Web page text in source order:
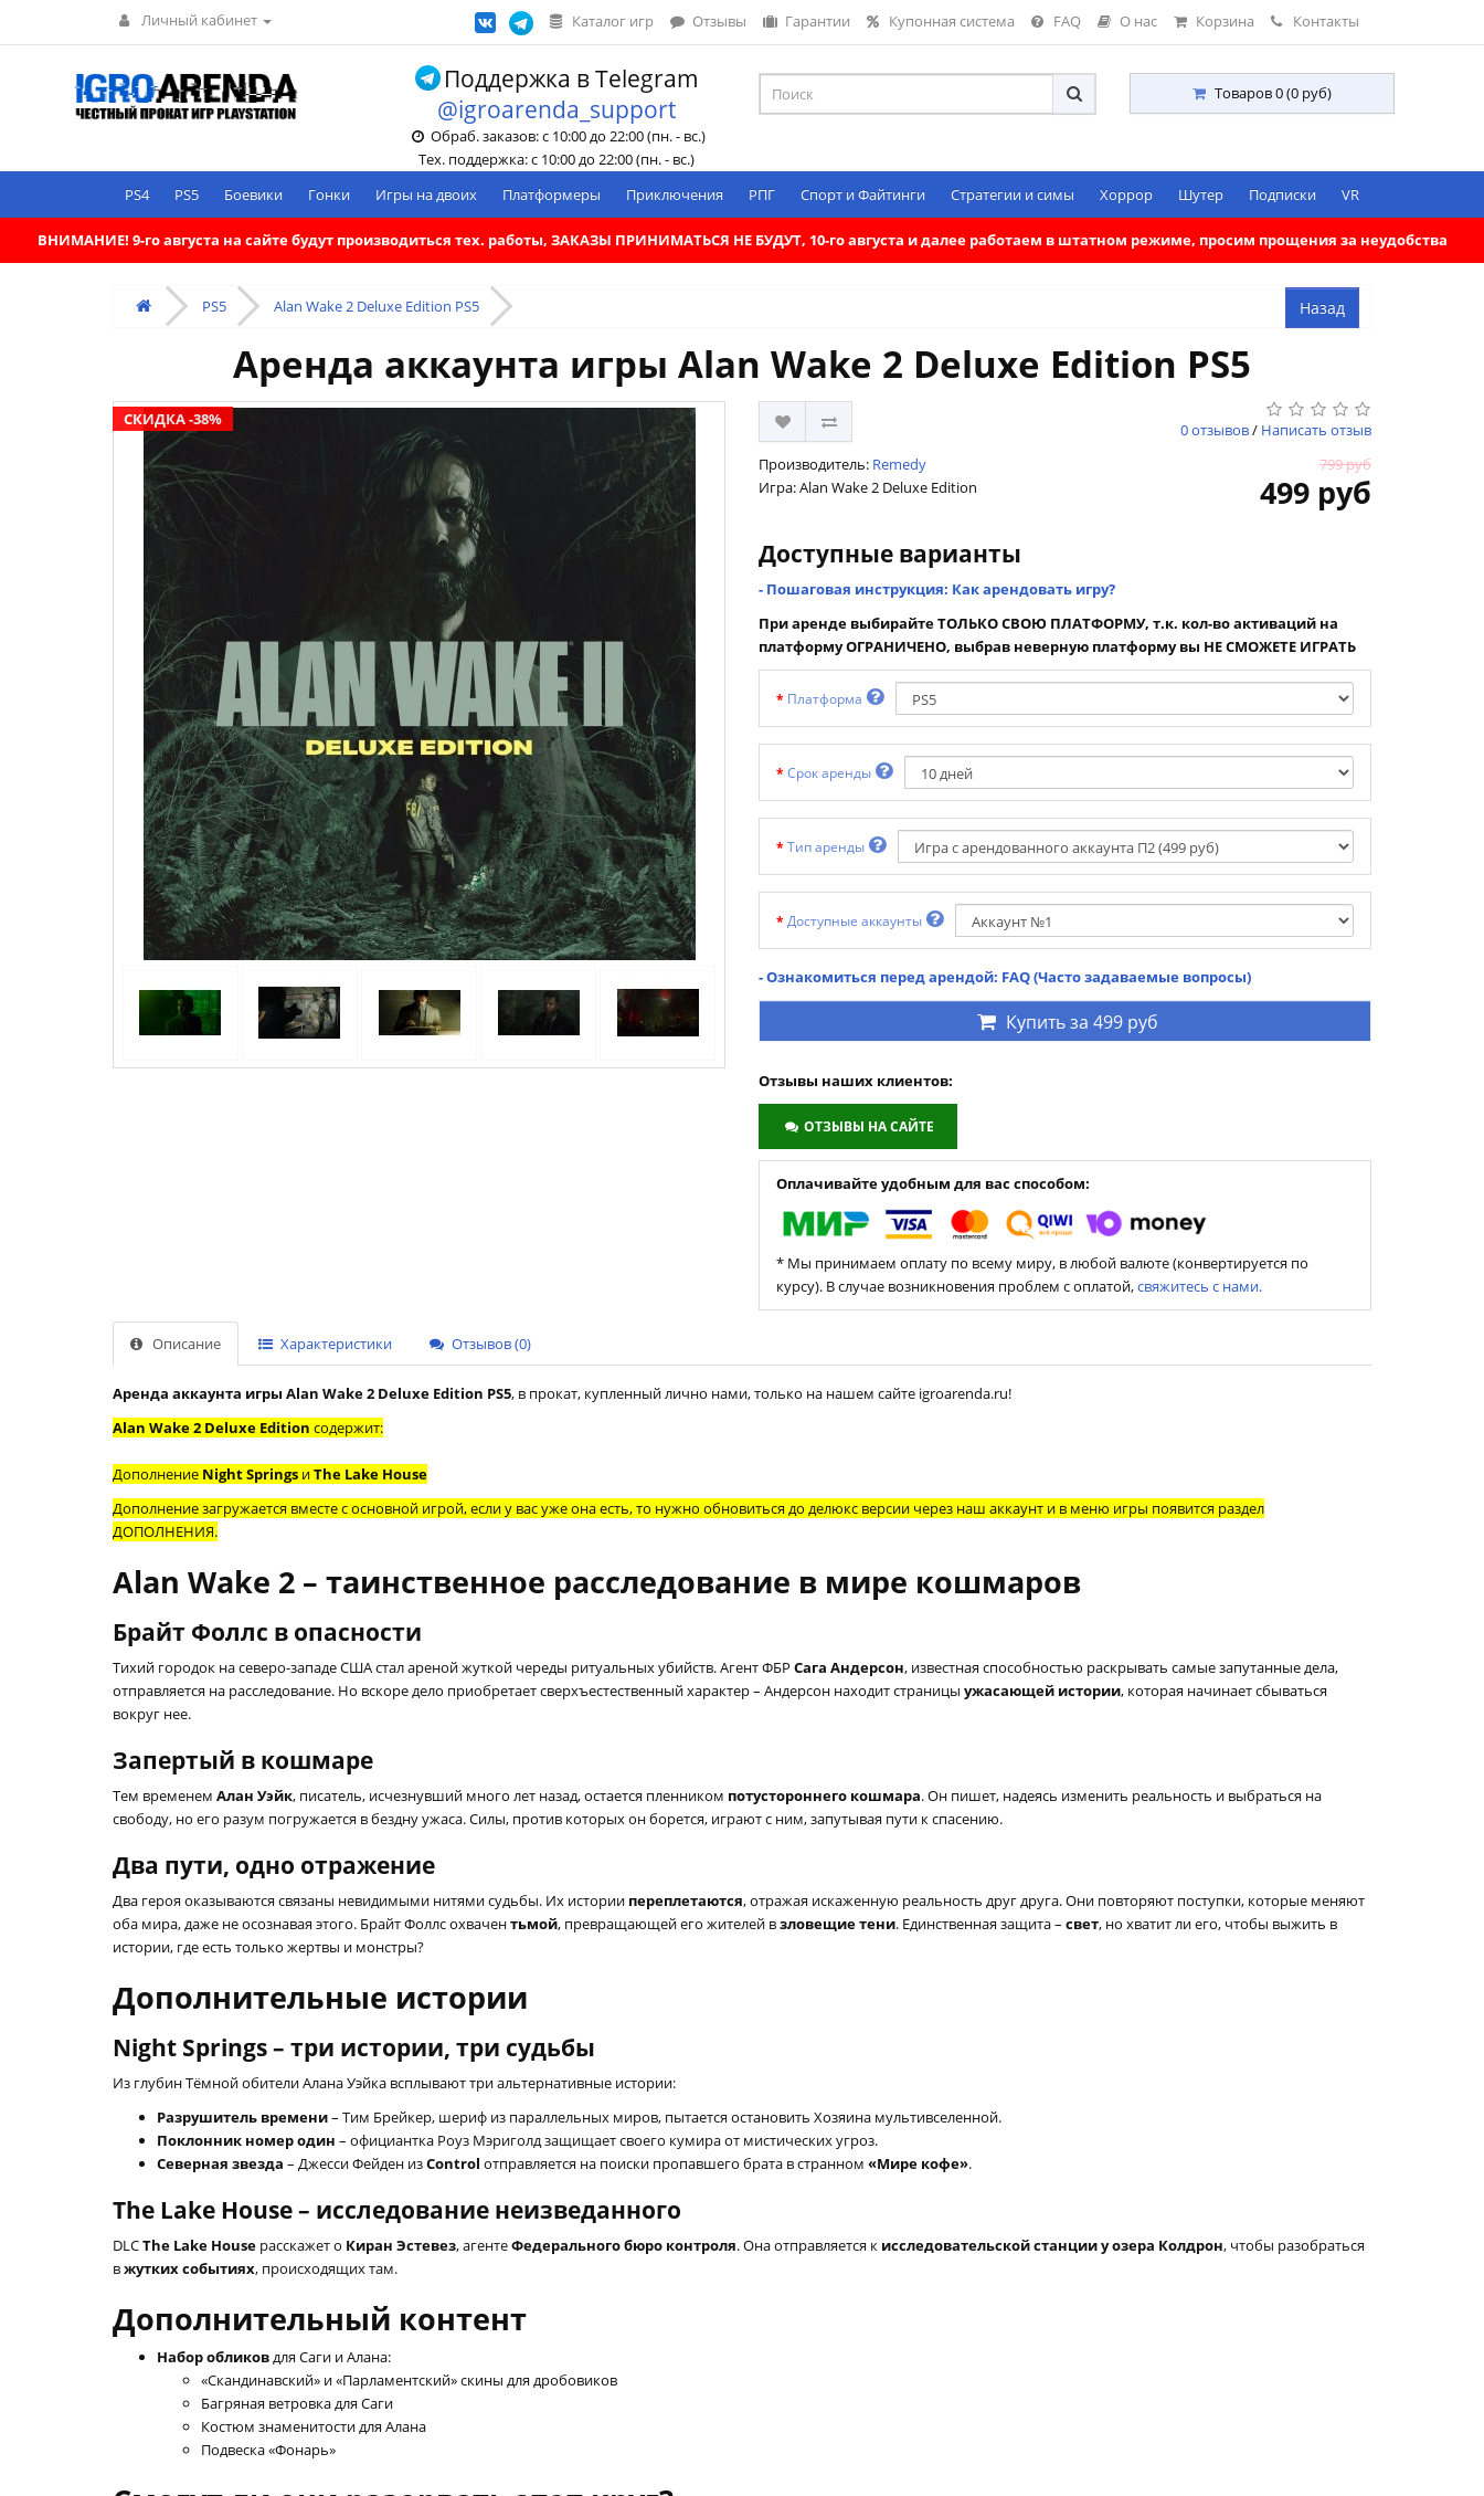
Личный кабинет Каталог игр Отзывы Гарантии Купонная система FAQ О нас Корзина Контакты
Поддержка в Telegram
@igroarenda_support
Обраб. заказов: с 10:00 до 22:00 (пн. - вс.)
Тех. поддержка: с 10:00 до 22:00 (пн. - вс.)
Товаров 0 (0 руб)
PS4 PS5 Боевики Гонки Игры на двоих Платформеры Приключения РПГ Спорт и Файтинги Стратегии и симы Хоррор Шутер Подписки VR
ВНИМАНИЕ! 9-го августа на сайте будут производиться тех. работы, ЗАКАЗЫ ПРИНИМАТЬСЯ НЕ БУДУТ, 10-го августа и далее работаем в штатном режиме, просим прощения за неудобства
PS5 Alan Wake 2 Deluxe Edition PS5
Аренда аккаунта игры Alan Wake 2 Deluxe Edition PS5
СКИДКА -38%
0 отзывов/ Написать отзыв
Производитель: Remedy
Игра: Alan Wake 2 Deluxe Edition
799 руб
499 руб
Доступные варианты
- Пошаговая инструкция: Как арендовать игру?
При аренде выбирайте ТОЛЬКО СВОЮ ПЛАТФОРМУ, т.к. кол-во активаций на
платформу ОГРАНИЧЕНО, выбрав неверную платформу вы НЕ СМОЖЕТЕ ИГРАТЬ
Платформа
Срок аренды
Тип аренды
Доступные аккаунты
- Ознакомиться перед арендой: FAQ (Часто задаваемые вопросы)
Купить за 499 руб
Отзывы наших клиентов:
ОТЗЫВЫ НА САЙТЕ
Оплачивайте удобным для вас способом:
* Мы принимаем оплату по всему миру, в любой валюте (конвертируется по
курсу). В случае возникновения проблем с оплатой,свяжитесь с нами.
Описание Характеристики Отзывов (0)
Аренда аккаунта игры Alan Wake 2 Deluxe Edition PS5, в прокат, купленный лично нами, только на нашем сайте igroarenda.ru!
Alan Wake 2 Deluxe Edition содержит:
Дополнение Night Springs иThe Lake House
Дополнение загружается вместе с основной игрой, если у вас уже она есть, то нужно обновиться до делюкс версии через наш аккаунт и в меню игры появится раздел
ДОПОЛНЕНИЯ.
Alan Wake 2 – таинственное расследование в мире кошмаров
Брайт Фоллс в опасности
Тихий городок на северо-западе США стал ареной жуткой череды ритуальных убийств. Агент ФБР Сага Андерсон, известная способностью раскрывать самые запутанные дела,
отправляется на расследование. Но вскоре дело приобретает сверхъестественный характер – Андерсон находит страницы ужасающей истории, которая начинает сбываться
вокруг нее.
Запертый в кошмаре
Тем временем Алан Уэйк, писатель, исчезнувший много лет назад, остается пленником потустороннего кошмара. Он пишет, надеясь изменить реальность и выбраться на
свободу, но его разум погружается в бездну ужаса. Силы, против которых он борется, играют с ним, запутывая пути к спасению.
Два пути, одно отражение
Два героя оказываются связаны невидимыми нитями судьбы. Их истории переплетаются, отражая искаженную реальность друг друга. Они повторяют поступки, которые меняют
оба мира, даже не осознавая этого. Брайт Фоллс охвачентьмой, превращающей его жителей взловещие тени. Единственная защита – свет, но хватит ли его, чтобы выжить в
истории, где есть только жертвы и монстры?
Дополнительные истории
Night Springs – три истории, три судьбы
Из глубин Тёмной обители Алана Уэйка всплывают три альтернативные истории:
Разрушитель времени– Тим Брейкер, шериф из параллельных миров, пытается остановить Хозяина мультивселенной.
Поклонник номер один – официантка Роуз Мэриголд защищает своего кумира от мистических угроз.
Северная звезда – Джесси Фейден изControl отправляется на поиски пропавшего брата в странном «Мире кофе».
The Lake House – исследование неизведанного
DLCThe Lake House расскажет о Киран Эстевез, агентеФедерального бюро контроля. Она отправляется к исследовательской станции у озера Колдрон, чтобы разобраться
вжутких событиях, происходящих там.
Дополнительный контент
Набор обликовдля Саги и Алана:
«Скандинавский» и «Парламентский» скины для дробовиков
Багряная ветровка для Саги
Костюм знаменитости для Алана
Подвеска «Фонарь»